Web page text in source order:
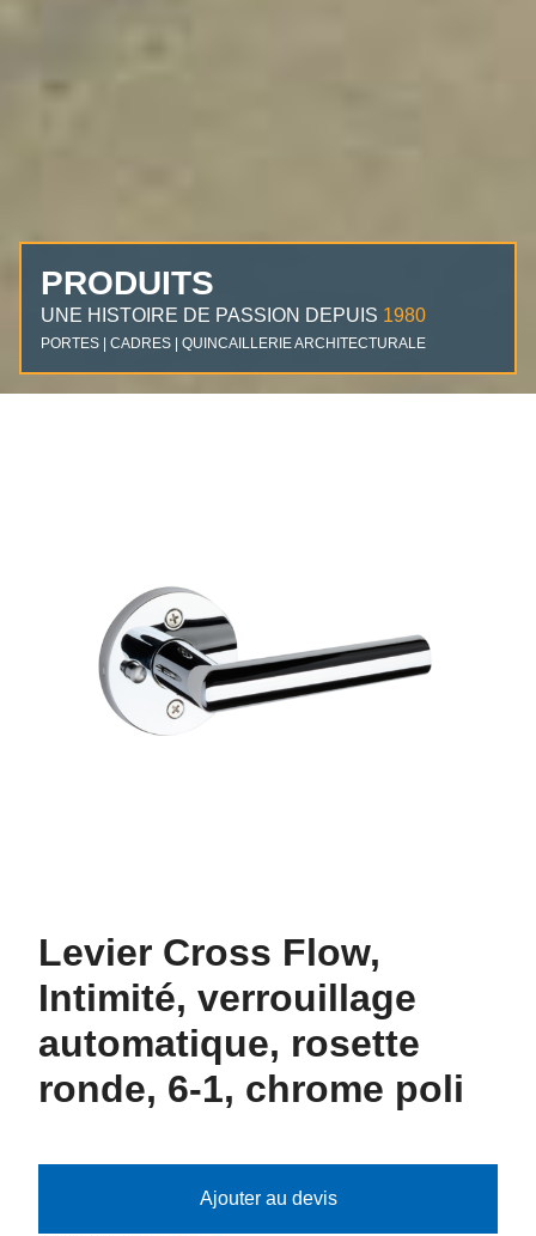
PRODUITS
UNE HISTOIRE DE PASSION DEPUIS 1980
PORTES | CADRES | QUINCAILLERIE ARCHITECTURALE
Levier Cross Flow,
Intimité, verrouillage
automatique, rosette
ronde, 6-1, chrome poli
Ajouter au devis